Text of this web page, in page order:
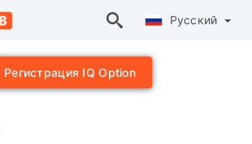
Русский
Регистрация IQ Option